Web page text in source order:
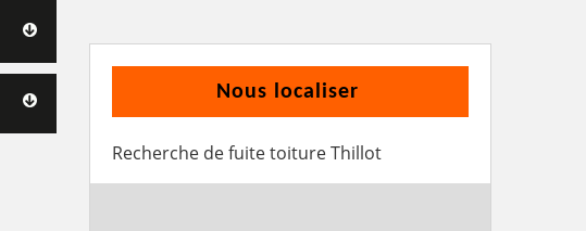
Nous localiser
Recherche de fuite toiture Thillot